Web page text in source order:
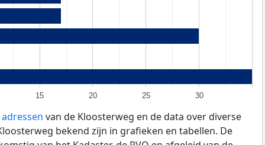
15 20 25 30
van de Kloosterweg en de data over diverse
bekend zijn in grafieken en tabellen. De